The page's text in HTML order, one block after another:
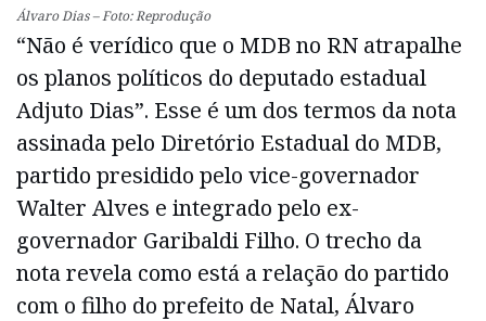
Álvaro Dias – Foto: Reprodução
“Não é verídico que o MDB no RN atrapalhe
os planos políticos do deputado estadual
Adjuto Dias”. Esse é um dos termos da nota
assinada pelo Diretório Estadual do MDB,
partido presidido pelo vice-governador
Walter Alves e integrado pelo ex-
governador Garibaldi Filho. O trecho da
nota revela como está a relação do partido
com o filho do prefeito de Natal, Álvaro